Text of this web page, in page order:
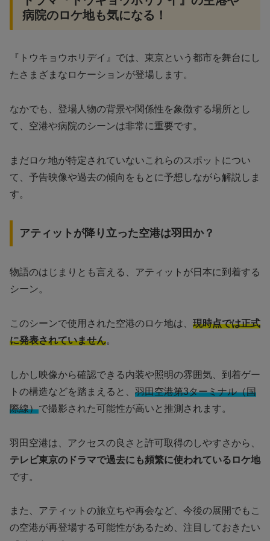
病院のロケ地も気になる！
『トウキョウホリデイ』では、東京という都市を舞台にし
たさまざまなロケーションが登場します。
なかでも、登場人物の背景や関係性を象徴する場所とし
て、空港や病院のシーンは非常に重要です。
まだロケ地が特定されていないこれらのスポットについ
て、予告映像や過去の傾向をもとに予想しながら解説しま
す。
アティットが降り立った空港は羽田か？
物語のはじまりとも言える、アティットが日本に到着する
シーン。
このシーンで使用された空港のロケ地は、 現時点では正式
に発表されていません。
しかし映像から確認できる内装や照明の雰囲気、到着ゲー
トの構造などを踏まえると、 羽田空港第3ターミナル（国
際線）で撮影された可能性が高いと推測されます。
羽田空港は、アクセスの良さと許可取得のしやすさから、
テレビ東京のドラマで過去にも頻繁に使われているロケ地
です。
また、アティットの旅立ちや再会など、今後の展開でもこ
の空港が再登場する可能性があるため、注目しておきたい